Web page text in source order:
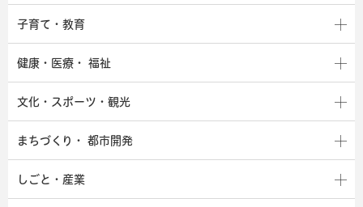
子育て・教育
健康・医療・ 福祉
文化・スポーツ・観光
まちづくり・ 都市開発
しごと・産業